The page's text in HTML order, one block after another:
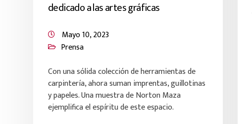
dedicado a las artes gráficas
Mayo 10, 2023
Prensa
Con una sólida colección de herramientas de
carpintería, ahora suman imprentas, guillotinas
y papeles. Una muestra de Norton Maza
ejemplifica el espíritu de este espacio.